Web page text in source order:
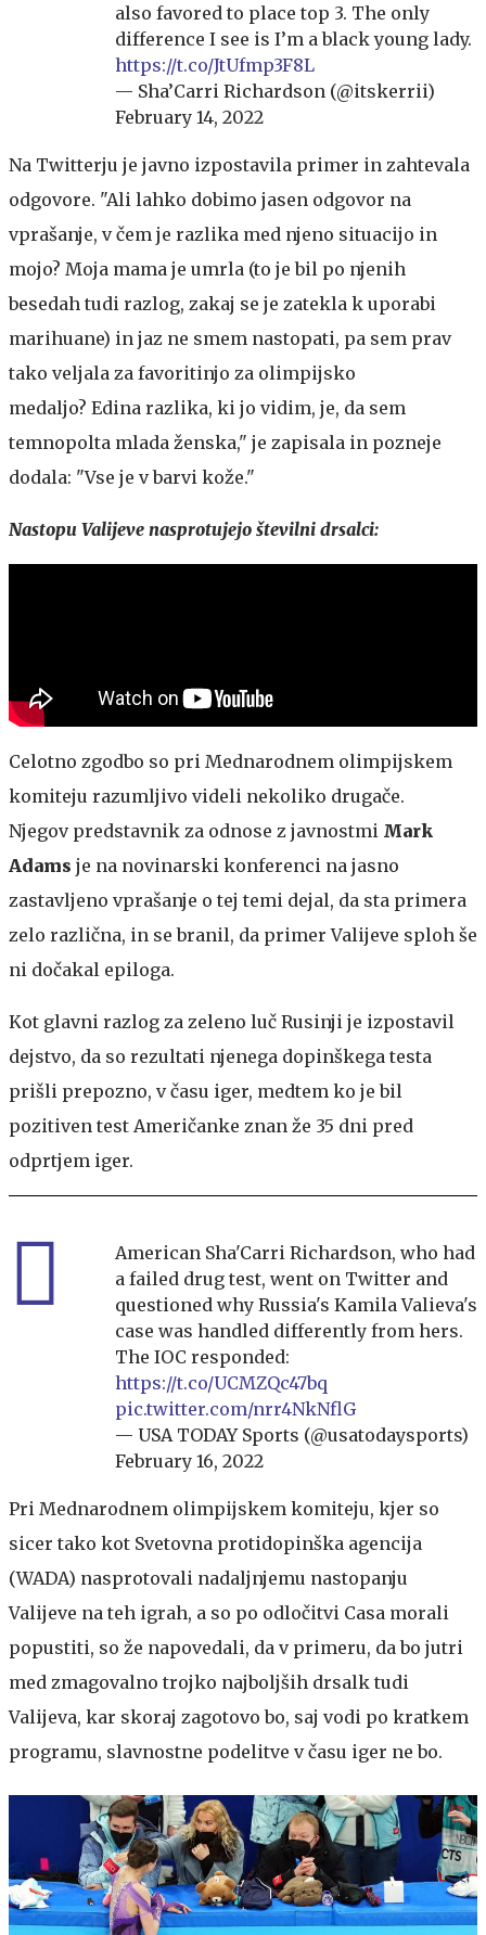
also favored to place top 3. The only
difference I see is I’m a black young lady.
https://t.co/JtUfmp3F8L
— Sha’Carri Richardson (@itskerrii)
February 14, 2022
Na Twitterju je javno izpostavila primer in zahtevala
odgovore. "Ali lahko dobimo jasen odgovor na
vprašanje, v čem je razlika med njeno situacijo in
mojo? Moja mama je umrla (to je bil po njenih
besedah tudi razlog, zakaj se je zatekla k uporabi
marihuane) in jaz ne smem nastopati, pa sem prav
tako veljala za favoritinjo za olimpijsko
medaljo? Edina razlika, ki jo vidim, je, da sem
temnopolta mlada ženska," je zapisala in pozneje
dodala: "Vse je v barvi kože."
Nastopu Valijeve nasprotujejo številni drsalci:
Celotno zgodbo so pri Mednarodnem olimpijskem
komiteju razumljivo videli nekoliko drugače.
Njegov predstavnik za odnose z javnostmi Mark
Adams je na novinarski konferenci na jasno
zastavljeno vprašanje o tej temi dejal, da sta primera
zelo različna, in se branil, da primer Valijeve sploh še
ni dočakal epiloga.
Kot glavni razlog za zeleno luč Rusinji je izpostavil
dejstvo, da so rezultati njenega dopinškega testa
prišli prepozno, v času iger, medtem ko je bil
pozitiven test Američanke znan že 35 dni pred
odprtjem iger.
American Sha'Carri Richardson, who had
a failed drug test, went on Twitter and
questioned why Russia's Kamila Valieva's
case was handled differently from hers.
The IOC responded:
https://t.co/UCMZQc47bq
pic.twitter.com/nrr4NkNflG
— USA TODAY Sports (@usatodaysports)
February 16, 2022
Pri Mednarodnem olimpijskem komiteju, kjer so
sicer tako kot Svetovna protidopinška agencija
(WADA) nasprotovali nadaljnjemu nastopanju
Valijeve na teh igrah, a so po odločitvi Casa morali
popustiti, so že napovedali, da v primeru, da bo jutri
med zmagovalno trojko najboljših drsalk tudi
Valijeva, kar skoraj zagotovo bo, saj vodi po kratkem
programu, slavnostne podelitve v času iger ne bo.